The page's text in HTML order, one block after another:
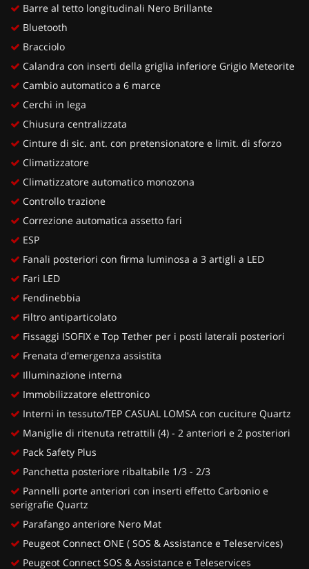
Barre al tetto longitudinali Nero Brillante
Bluetooth
Bracciolo
Calandra con inserti della griglia inferiore Grigio Meteorite
Cambio automatico a 6 marce
Cerchi in lega
Chiusura centralizzata
Cinture di sic. ant. con pretensionatore e limit. di sforzo
Climatizzatore
Climatizzatore automatico monozona
Controllo trazione
Correzione automatica assetto fari
ESP
Fanali posteriori con firma luminosa a 3 artigli a LED
Fari LED
Fendinebbia
Filtro antiparticolato
Fissaggi ISOFIX e Top Tether per i posti laterali posteriori
Frenata d'emergenza assistita
Illuminazione interna
Immobilizzatore elettronico
Interni in tessuto/TEP CASUAL LOMSA con cuciture Quartz
Maniglie di ritenuta retrattili (4) - 2 anteriori e 2 posteriori
Pack Safety Plus
Panchetta posteriore ribaltabile 1/3 - 2/3
Pannelli porte anteriori con inserti effetto Carbonio e
serigrafie Quartz
Parafango anteriore Nero Mat
Peugeot Connect ONE ( SOS & Assistance e Teleservices)
Peugeot Connect SOS & Assistance e Teleservices